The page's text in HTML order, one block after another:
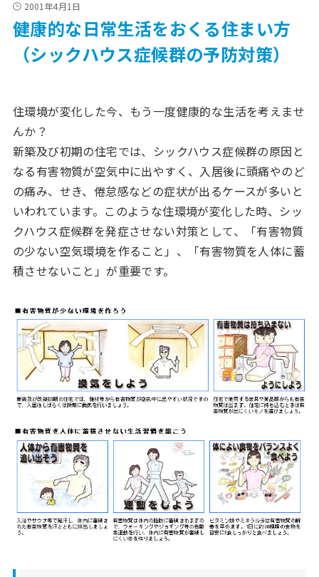
2001年4月1日
健康的な日常生活をおくる住まい方
（シックハウス症候群の予防対策）
住環境が変化した今、もう一度健康的な生活を考えませ
んか？
新築及び初期の住宅では、シックハウス症候群の原因と
なる有害物質が空気中に出やすく、入居後に頭痛やのど
の痛み、せき、倦怠感などの症状が出るケースが多いと
いわれています。このような住環境が変化した時、シッ
クハウス症候群を発症させない対策として、「有害物質
の少ない空気環境を作ること」、「有害物質を人体に蓄
積させないこと」が重要です。